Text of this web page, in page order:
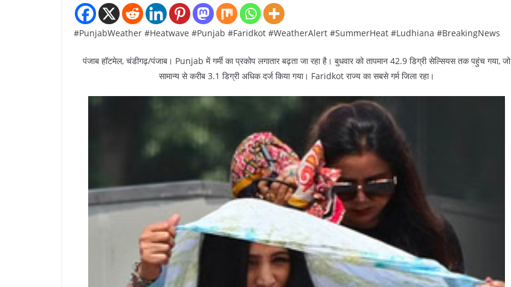
#PunjabWeather #Heatwave #Punjab #Faridkot #WeatherAlert #SummerHeat #Ludhiana #BreakingNews
पंजाब हॉटमेल, चंडीगढ़/पंजाब। Punjab में गर्मी का प्रकोप लगातार बढ़ता जा रहा है। बुधवार को तापमान 42.9 डिग्री सेल्सियस तक पहुंच गया, जो
सामान्य से करीब 3.1 डिग्री अधिक दर्ज किया गया। Faridkot राज्य का सबसे गर्म जिला रहा।